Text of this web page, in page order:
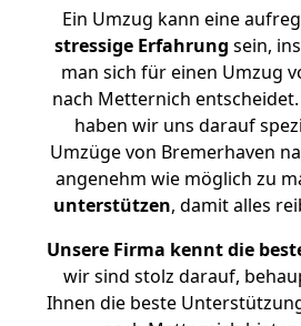
Ein Umzug kann eine
stressige Erfahrung sein,
man sich für einen Umzug
nach Metternich
haben wir uns darauf
Umzüge von Bremerhaven
angenehm wie möglich zu
unterstützen, damit alles
Unsere Firma kennt die
wir sind stolz darauf,
Ihnen die beste